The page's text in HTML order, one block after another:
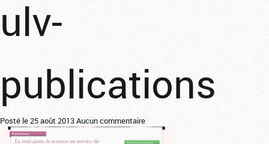
ulv-
publications
Posté le 25 août 2013Aucun commentaire